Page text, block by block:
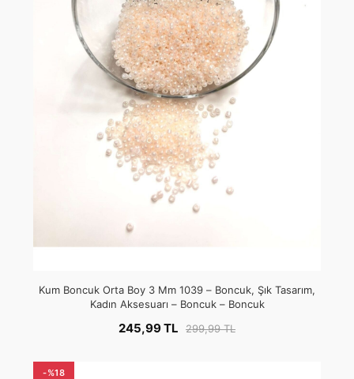
Kum Boncuk Orta Boy 3 Mm 1039 – Boncuk, Şık Tasarım,
Kadın Aksesuarı – Boncuk – Boncuk
245,99 TL 299,99 TL
-%18